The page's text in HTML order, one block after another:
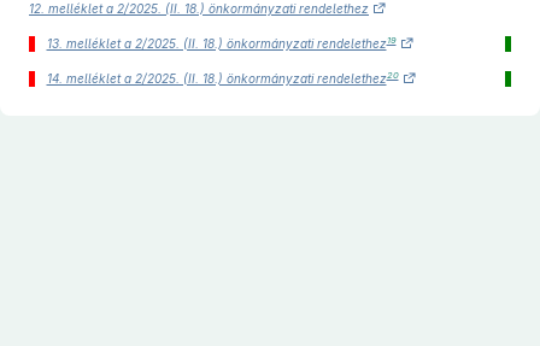
12. melléklet a 2/2025. (II. 18.) önkormányzati rendelethez
13. melléklet a 2/2025. (II. 18.) önkormányzati rendelethez19
14. melléklet a 2/2025. (II. 18.) önkormányzati rendelethez20